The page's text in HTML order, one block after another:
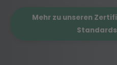
Mehr zu unseren